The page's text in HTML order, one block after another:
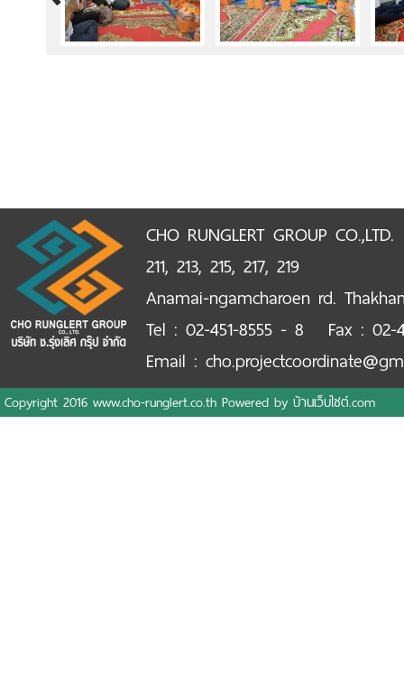
CHO RUNGLERT GROUP CO.,LTD.
211, 213, 215, 217, 219
Anamai-ngamcharoen rd.
Tel : 02-451-8555 - 8 Fax : 02-
Email :
Copyright 2016 www.cho-runglert.co.th Powered by บ้านเว็บไซต์.com